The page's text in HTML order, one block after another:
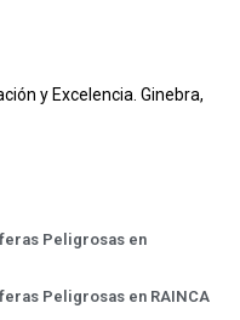
y Excelencia. Ginebra,
Peligrosas en
Peligrosas en RAINCA